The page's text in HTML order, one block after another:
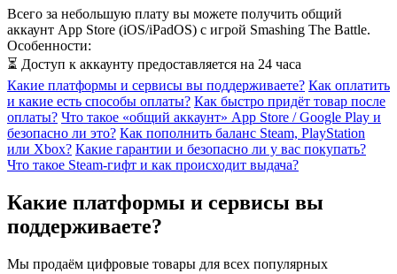
Всего за небольшую плату вы можете получить общий
аккаунт App Store (iOS/iPadOS) с игрой Smashing The Battle.
Особенности:
⏳ Доступ к аккаунту предоставляется на 24 часа
Какие платформы и сервисы вы поддерживаете? Как оплатить
и какие есть способы оплаты? Как быстро придёт товар после
оплаты? Что такое «общий аккаунт» App Store / Google Play и
безопасно ли это? Как пополнить баланс Steam, PlayStation
или Xbox? Какие гарантии и безопасно ли у вас покупать?
Что такое Steam-гифт и как происходит выдача?
Какие платформы и сервисы вы
поддерживаете?
Мы продаём цифровые товары для всех популярных